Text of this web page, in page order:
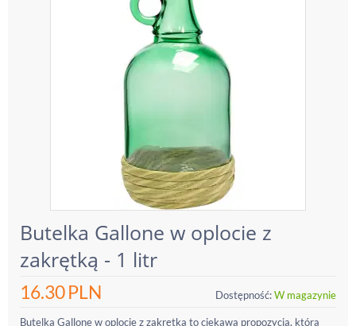
Butelka Gallone w oplocie z
zakrętką - 1 litr
16.30PLN Dostępność:W magazynie
Butelka Gallone w oplocie z zakrętką to ciekawa propozycja, która